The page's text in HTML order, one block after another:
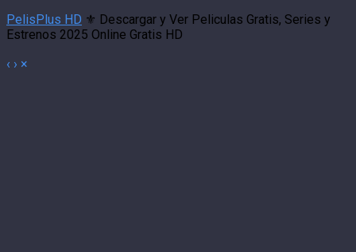
PelisPlus HD ⚜️ Descargar y Ver Peliculas Gratis, Series y
Estrenos 2025 Online Gratis HD
‹ › ×